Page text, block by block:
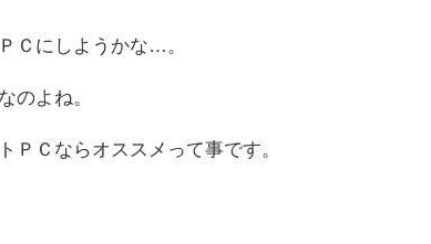
Ｃにしようかな…。
のよね。
ＰＣならオススメって事です。